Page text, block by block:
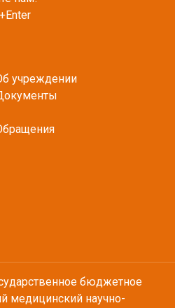
учреждении
бюджетное
медицинский научно-